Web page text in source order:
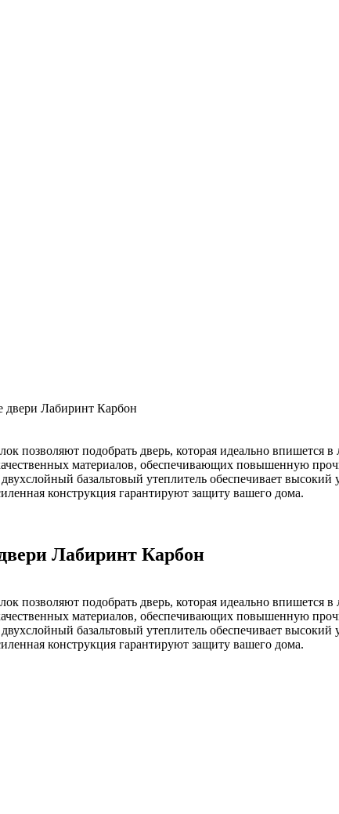
двери Лабиринт Карбон
позволяют подобрать дверь, которая идеально впишется
материалов, обеспечивающих повышенную
базальтовый утеплитель обеспечивает высокий
конструкция гарантируют защиту вашего дома.
Лабиринт Карбон
позволяют подобрать дверь, которая идеально впишется
материалов, обеспечивающих повышенную
базальтовый утеплитель обеспечивает высокий
конструкция гарантируют защиту вашего дома.